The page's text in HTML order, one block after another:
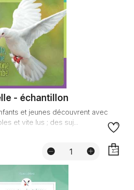
- échantillon
et jeunes découvrent avec
et vite lus ; des suj...